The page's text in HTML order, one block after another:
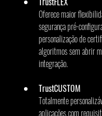
Oferece maior
segurança pré-
personalização de
algoritmos sem abrir
integração.
TrustCUSTOM
Totalmente
aplicações com